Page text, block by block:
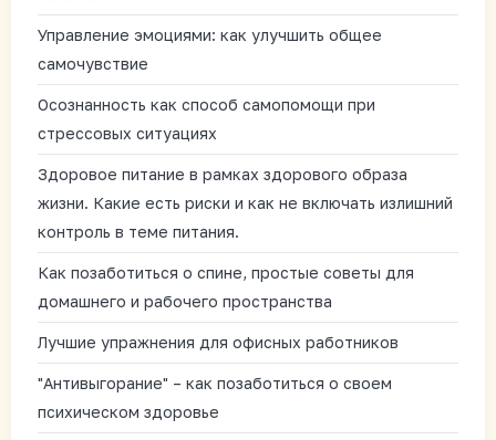
Управление эмоциями: как улучшить общее
самочувствие
Осознанность как способ самопомощи при
стрессовых ситуациях
Здоровое питание в рамках здорового образа
жизни. Какие есть риски и как не включать излишний
контроль в теме питания.
Как позаботиться о спине, простые советы для
домашнего и рабочего пространства
Лучшие упражнения для офисных работников
"Антивыгорание" – как позаботиться о своем
психическом здоровье